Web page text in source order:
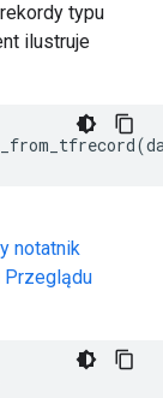
typu
ilustruje
(
notatnik
Przeglądu